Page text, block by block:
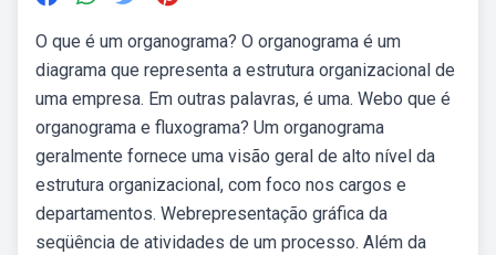
O que é um organograma? O organograma é um
diagrama que representa a estrutura organizacional de
uma empresa. Em outras palavras, é uma. Webo que é
organograma e fluxograma? Um organograma
geralmente fornece uma visão geral de alto nível da
estrutura organizacional, com foco nos cargos e
departamentos. Webrepresentação gráfica da
seqüência de atividades de um processo. Além da